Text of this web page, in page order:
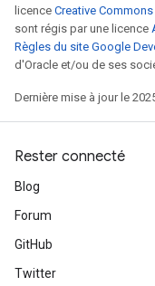
licence Creative
sont régis par une licence
Règles du site Google
d'Oracle et/ou de ses
Dernière mise à jour le
Rester connecté
Blog
Forum
GitHub
Twitter